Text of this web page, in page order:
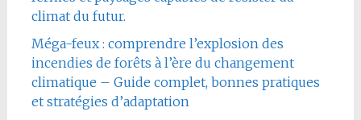
climat du futur.
Méga-feux : comprendre l’explosion des
incendies de forêts à l’ère du changement
climatique – Guide complet, bonnes pratiques
et stratégies d’adaptation